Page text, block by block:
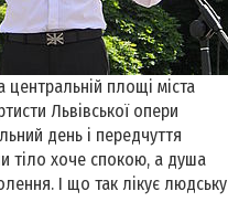
площі міста
Львівської опери
день і передчуття
тіло хоче спокою, а душа
І що так лікує людську